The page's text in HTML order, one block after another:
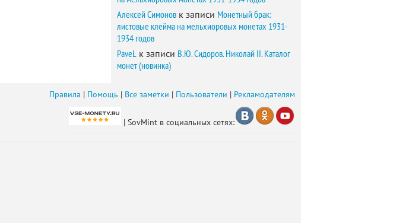
Алексей Симонов к записи Монетный брак:
листовые клейма на мельхиоровых монетах 1931-
1934 годов
PaveL к записи В.Ю. Сидоров. Николай II. Каталог
монет (новинка)
Правила | Помощь | Все заметки | Пользователи | Рекламодателям
| SovMint в социальных сетях: